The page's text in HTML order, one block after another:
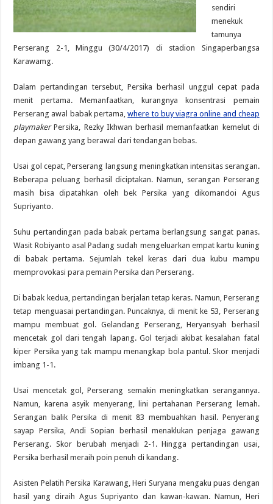
sendiri
menekuk
tamunya
Perserang 2-1, Minggu (30/4/2017) di stadion Singaperbangsa
Karawamg.
Dalam pertandingan tersebut, Persika berhasil unggul cepat pada
menit pertama. Memanfaatkan, kurangnya konsentrasi pemain
Perserang awal babak pertama,where to buy viagra online and cheap
playmakerPersika, Rezky Ikhwan berhasil memanfaatkan kemelut di
depan gawang yang berawal dari tendangan bebas.
Usai gol cepat, Perserang langsung meningkatkan intensitas serangan.
Beberapa peluang berhasil diciptakan. Namun, serangan Perserang
masih bisa dipatahkan oleh bek Persika yang dikomandoi Agus
Supriyanto.
Suhu pertandingan pada babak pertama berlangsung sangat panas.
Wasit Robiyanto asal Padang sudah mengeluarkan empat kartu kuning
di babak pertama. Sejumlah tekel keras dari dua kubu mampu
memprovokasi para pemain Persika dan Perserang.
Di babak kedua, pertandingan berjalan tetap keras. Namun, Perserang
tetap menguasai pertandingan. Puncaknya, di menit ke 53, Perserang
mampu membuat gol. Gelandang Perserang, Heryansyah berhasil
mencetak gol dari tengah lapang. Gol terjadi akibat kesalahan fatal
kiper Persika yang tak mampu menangkap bola pantul. Skor menjadi
imbang 1-1.
Usai mencetak gol, Perserang semakin meningkatkan serangannya.
Namun, karena asyik menyerang, lini pertahanan Perserang lemah.
Serangan balik Persika di menit 83 membuahkan hasil. Penyerang
sayap Persika, Andi Sopian berhasil menaklukan penjaga gawang
Perserang. Skor berubah menjadi 2-1. Hingga pertandingan usai,
Persika berhasil meraih poin penuh di kandang.
Asisten Pelatih Persika Karawang, Heri Suryana mengaku puas dengan
hasil yang diraih Agus Supriyanto dan kawan-kawan. Namun, Heri